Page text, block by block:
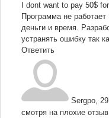
I dont want to pay 50$
Программа не
деньги и время.
устранять ошибку так
Ответить
Sergро,
смотря на плохие